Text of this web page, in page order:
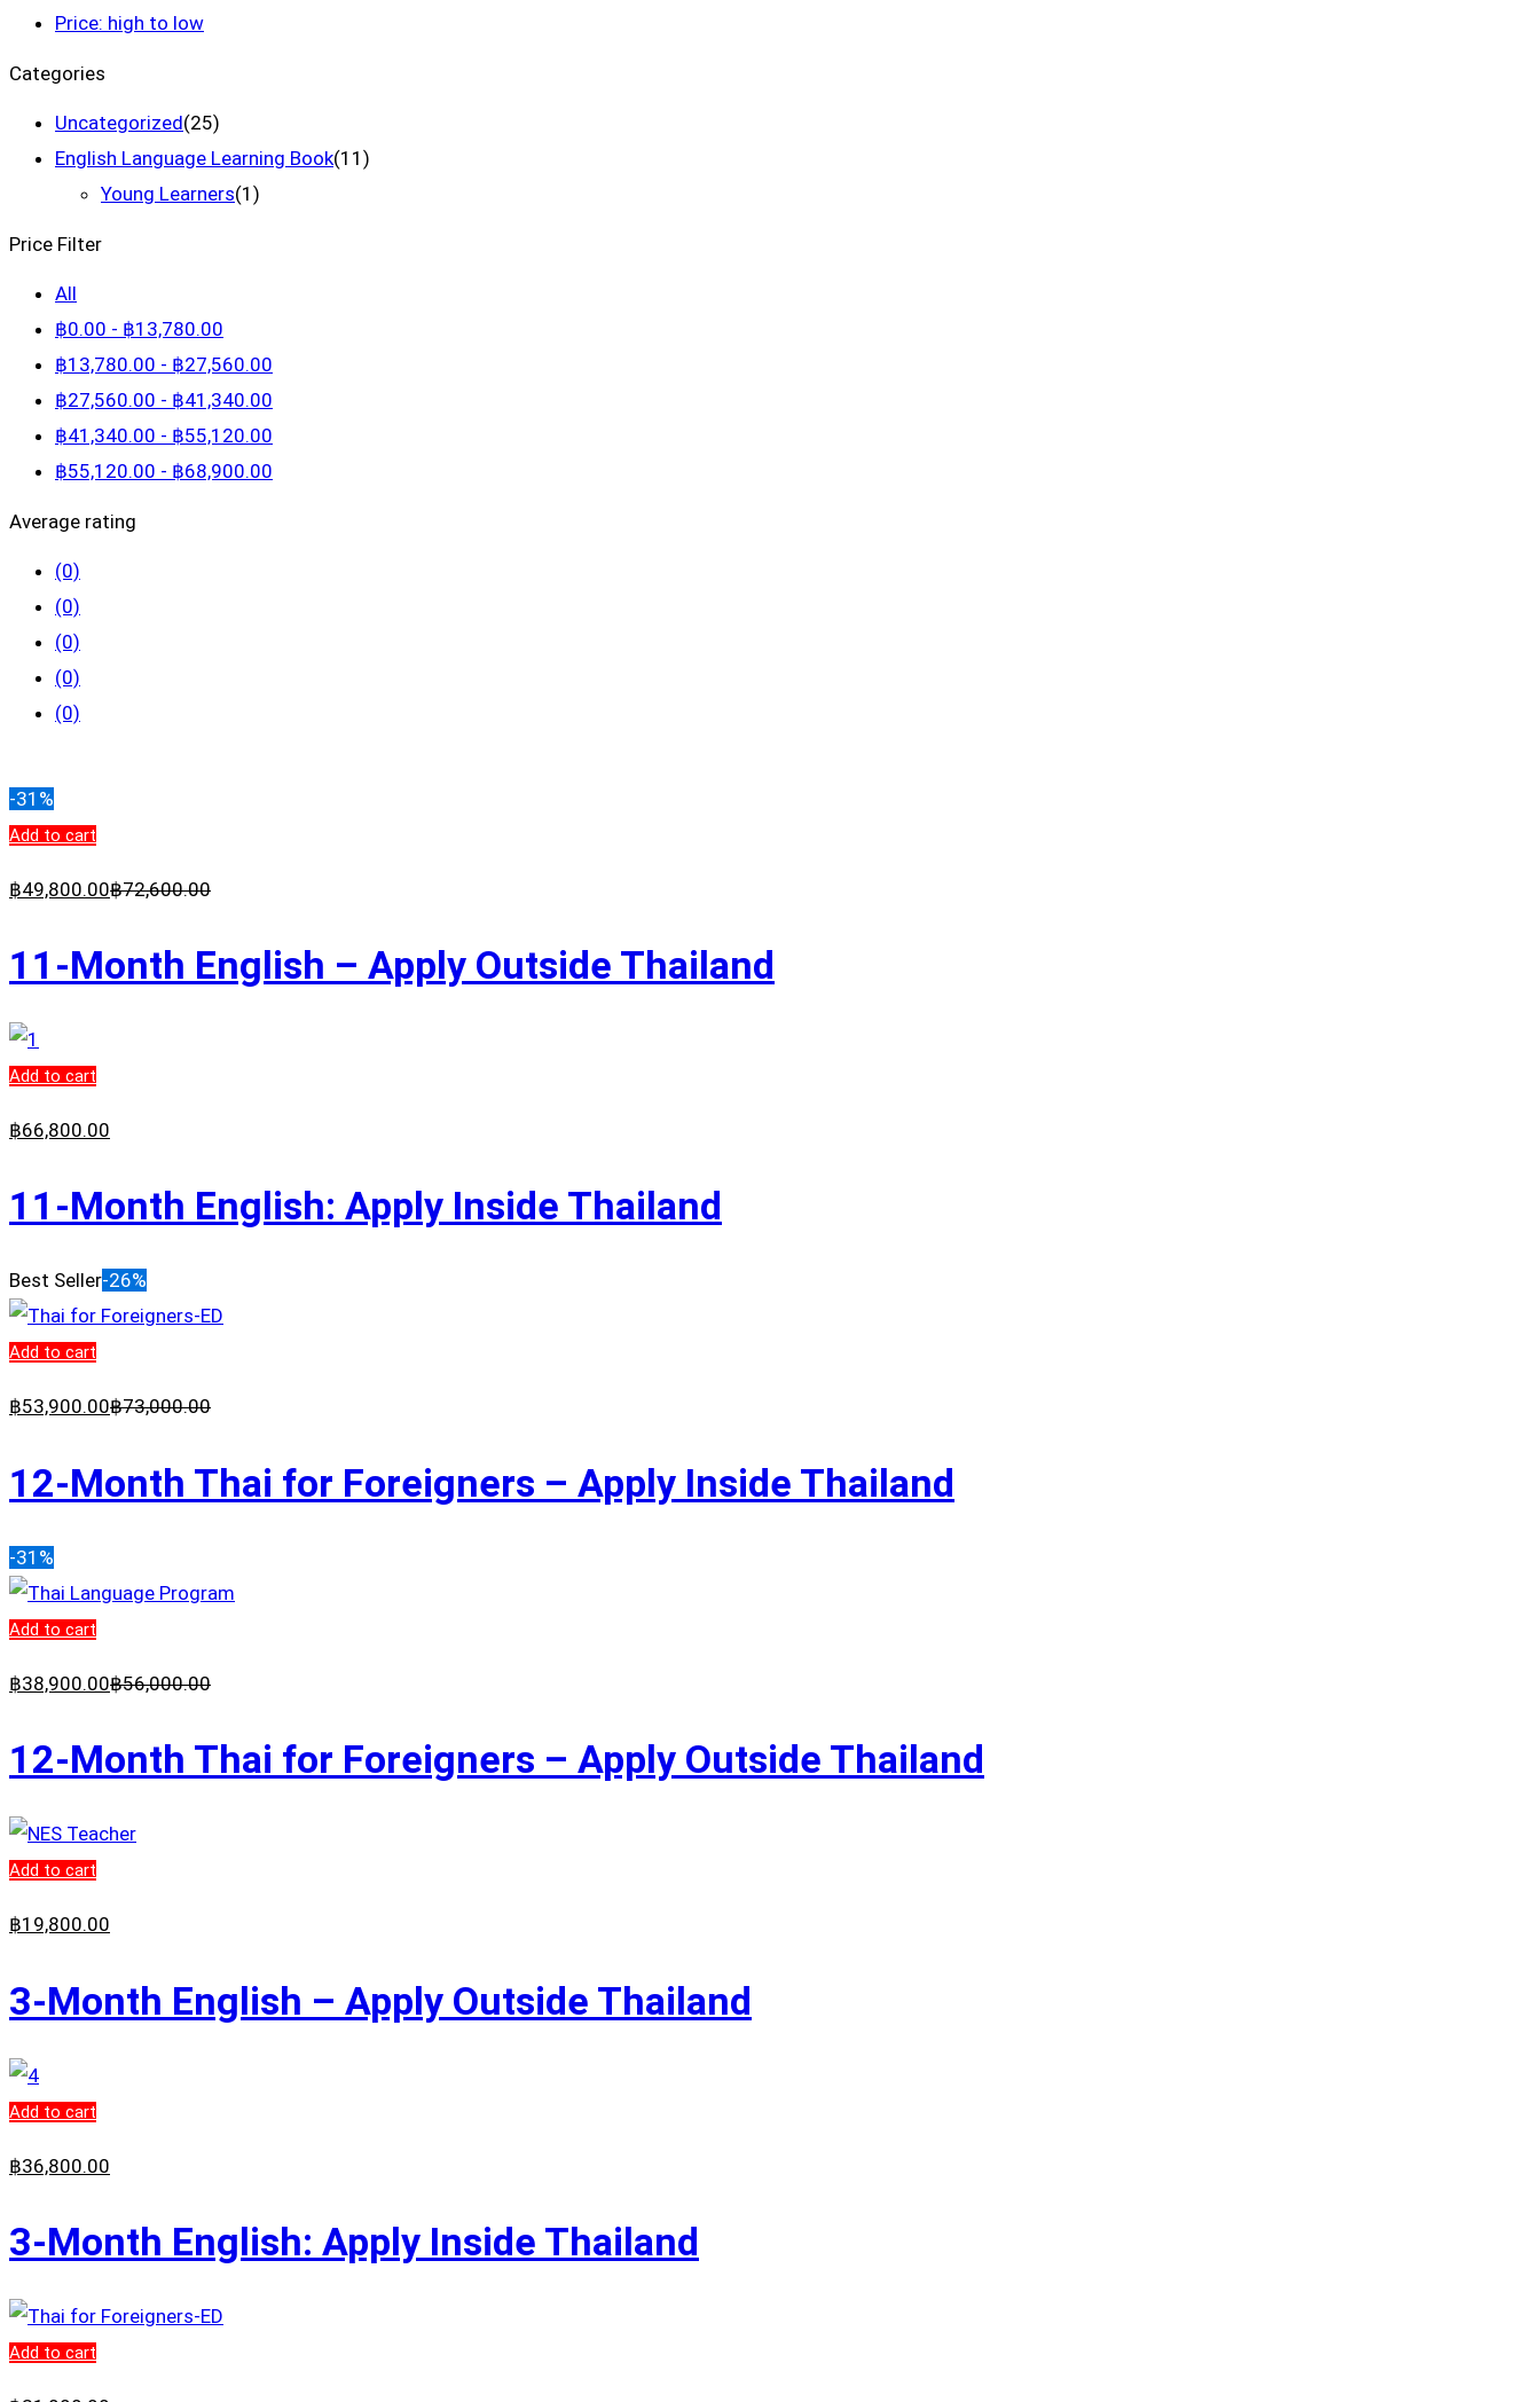
Price: high to low
Categories
Uncategorized(25)
English Language Learning Book(11)
Young Learners(1)
Price Filter
All
฿0.00 - ฿13,780.00
฿13,780.00 - ฿27,560.00
฿27,560.00 - ฿41,340.00
฿41,340.00 - ฿55,120.00
฿55,120.00 - ฿68,900.00
Average rating
(0)
(0)
(0)
(0)
(0)
-31%
Add to cart
฿49,800.00฿72,600.00
11-Month English – Apply Outside Thailand
Add to cart
฿66,800.00
11-Month English: Apply Inside Thailand
Best Seller-26%
Add to cart
฿53,900.00฿73,000.00
12-Month Thai for Foreigners – Apply Inside Thailand
-31%
Add to cart
฿38,900.00฿56,000.00
12-Month Thai for Foreigners – Apply Outside Thailand
Add to cart
฿19,800.00
3-Month English – Apply Outside Thailand
Add to cart
฿36,800.00
3-Month English: Apply Inside Thailand
Add to cart